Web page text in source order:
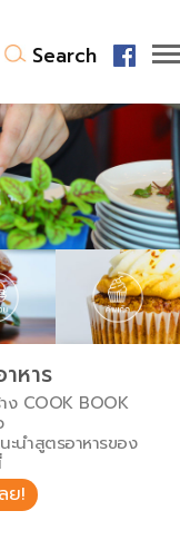
Search
หาร
ง COOK BOOK
ะนำสูตรอาหารของ
ย!